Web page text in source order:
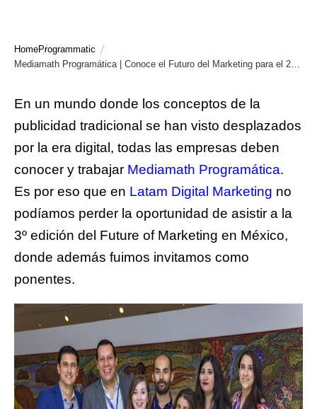
HomeProgrammatic
Mediamath Programática | Conoce el Futuro del Marketing para el 2019
En un mundo donde los conceptos de la
publicidad tradicional se han visto desplazados
por la era digital, todas las empresas deben
conocer y trabajar Mediamath Programática.
Es por eso que en Latam Digital Marketing no
podíamos perder la oportunidad de asistir a la
3º edición del Future of Marketing en México,
donde además fuimos invitamos como
ponentes.